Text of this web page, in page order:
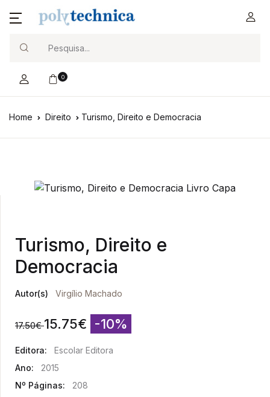
0
Home Direito Turismo, Direito e Democracia
Turismo, Direito e
Democracia
Autor(s) Virgílio Machado
17.50€ 15.75€ -10%
Editora:
Escolar Editora
Ano:
2015
Nº Páginas:
208